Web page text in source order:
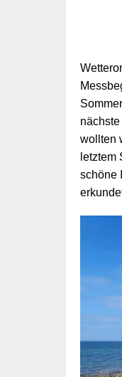
wollten
letztem
schöne